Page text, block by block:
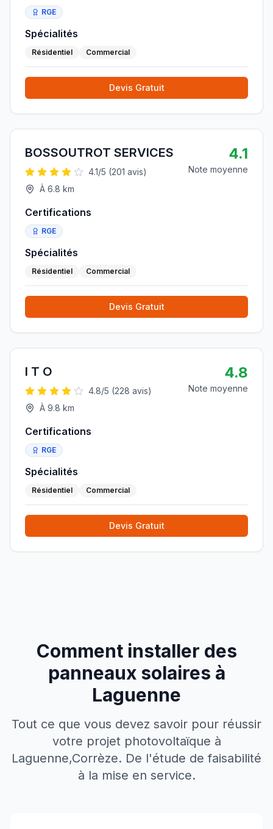
RGE
Spécialités
Résidentiel Commercial
Devis Gratuit
BOSSOUTROT SERVICES
4.1/5 (201 avis)
À 6.8 km
4.1
Note moyenne
Certifications
RGE
Spécialités
Résidentiel Commercial
Devis Gratuit
I T O
4.8/5 (228 avis)
À 9.8 km
4.8
Note moyenne
Certifications
RGE
Spécialités
Résidentiel Commercial
Devis Gratuit
Comment installer des
panneaux solaires à
Laguenne
Tout ce que vous devez savoir pour réussir
votre projet photovoltaïque à
Laguenne,Corrèze. De l'étude de faisabilité
à la mise en service.